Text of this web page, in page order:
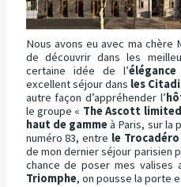
Nous avons eu avec ma chère
de découvrir dans les
certaine idée de l’
excellent séjour dans les
autre façon d’appréhender l’
le groupe « The Ascott limited
haut de gammeà Paris, sur la
numéro 83, entre le Trocadéro
de mon dernier séjour parisien
chance de poser mes valises
Triomphe, on pousse la porte